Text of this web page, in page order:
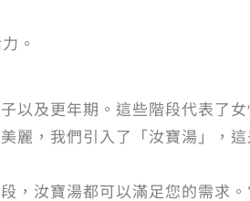
。
以及更年期。這些階段代表了
麗，我們引入了「汝寶湯」，
，汝寶湯都可以滿足您的需求